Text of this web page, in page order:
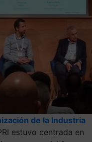
de la Industria
estuvo centrada en